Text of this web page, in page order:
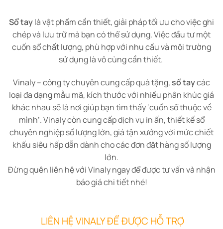
Sổ taylà vật phẩm cần thiết, giải pháp tối ưu cho việc ghi
chép và lưu trữ mà bạn có thể sử dụng. Việc đầu tư một
cuốn sổ chất lượng, phù hợp với nhu cầu và môi trường
sử dụng là vô cùng cần thiết.
Vinaly – công ty chuyên cung cấp quà tặng, sổ taycác
loại đa dạng mẫu mã, kích thước với nhiều phân khúc giá
khác nhau sẽ là nơi giúp bạn tìm thấy ‘cuốn sổ thuộc về
mình’. Vinaly còn cung cấp dịch vụ in ấn, thiết kế sổ
chuyên nghiệp số lượng lớn, giá tận xưởng với mức chiết
khấu siêu hấp dẫn dành cho các đơn đặt hàng số lượng
lớn.
Đừng quên liên hệ với Vinaly ngay để được tư vấn và nhận
báo giá chi tiết nhé!
LIÊN HỆ VINALY ĐỂ ĐƯỢC HỖ TRỢ